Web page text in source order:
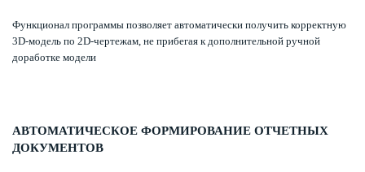
Функционал программы позволяет автоматически получить корректную
3D-модель по 2D-чертежам, не прибегая к дополнительной ручной
доработке модели
АВТОМАТИЧЕСКОЕ ФОРМИРОВАНИЕ ОТЧЕТНЫХ
ДОКУМЕНТОВ